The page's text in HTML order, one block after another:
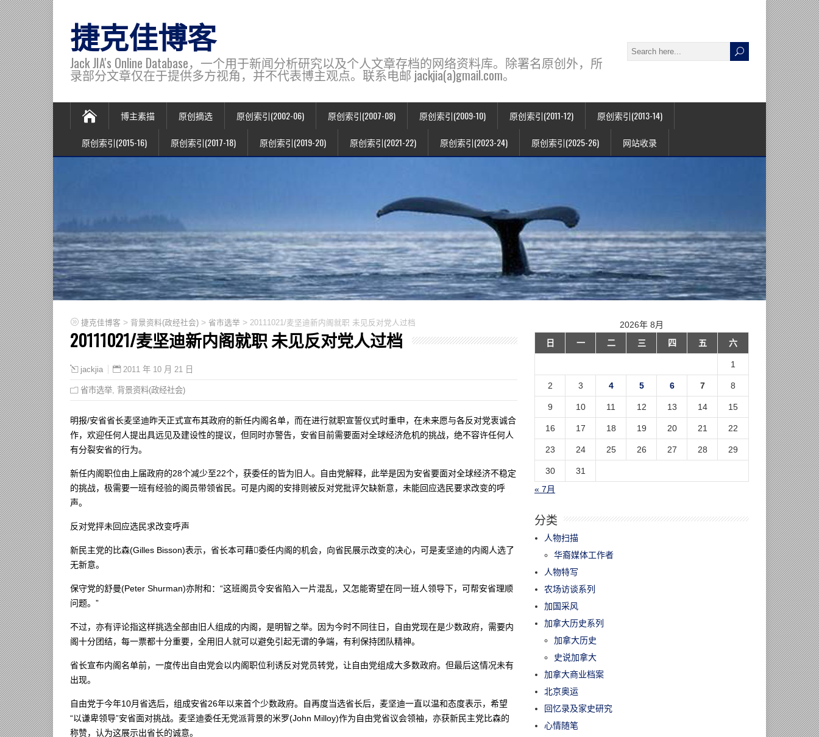
捷克佳博客
Jack JIA's Online Database，一个用于新闻分析研究以及个人文章存档的网络资料库。除署名原创外，所
录部分文章仅在于提供多方视角，并不代表博主观点。联系电邮 jackjia(a)gmail.com。
博主素描 原创摘选 原创索引(2002-06) 原创索引(2007-08) 原创索引(2009-10) 原创索引(2011-12) 原创索引(2013-14)
原创索引(2015-16) 原创索引(2017-18) 原创索引(2019-20) 原创索引(2021-22) 原创索引(2023-24) 原创索引(2025-26) 网站收录
捷克佳博客 > 背景资料(政经社会) > 省市选举 > 20111021/麦坚迪新内阁就职 未见反对党人过档
20111021/麦坚迪新内阁就职 未见反对党人过档
jackjia 2011 年 10 月 21 日
省市选举 背景资料(政经社会)
明报/安省省长麦坚迪昨天正式宣布其政府的新任内阁名单，而在进行就职宣誓仪式时重申，在未来愿与各反对党衷诚合
作，欢迎任何人提出具远见及建设性的提议，但同时亦警告，安省目前需要面对全球经济危机的挑战，绝不容许任何人
有分裂安省的行为。
新任内阁职位由上届政府的28个减少至22个，获委任的皆为旧人。自由党解释，此举是因为安省要面对全球经济不稳定
的挑战，极需要一班有经验的阁员带领省民。可是内阁的安排则被反对党批评欠缺新意，未能回应选民要求改变的呼
声。
反对党抨未回应选民求改变呼声
新民主党的比森(Gilles Bisson)表示，省长本可藉委任内阁的机会，向省民展示改变的决心，可是麦坚迪的内阁人选了
无新意。
保守党的舒曼(Peter Shurman)亦附和：“这班阁员令安省陷入一片混乱，又怎能寄望在同一班人领导下，可帮安省理顺
问题。”
不过，亦有评论指这样挑选全部由旧人组成的内阁，是明智之举。因为今时不同往日，自由党现在是少数政府，需要内
阁十分团结，每一票都十分重要，全用旧人就可以避免引起无谓的争端，有利保持团队精神。
省长宣布内阁名单前，一度传出自由党会以内阁职位利诱反对党员转党，让自由党组成大多数政府。但最后这情况未有
出现。
自由党于今年10月省选后，组成安省26年以来首个少数政府。自再度当选省长后，麦坚迪一直以温和态度表示，希望
“以谦卑领导”安省面对挑战。麦坚迪委任无党派背景的米罗(John Milloy)作为自由党省议会领袖，亦获新民主党比森的
称赞，认为这展示出省长的诚意。
2026年 8月
日
一 二 三 四 五 六
1
2 3 4 5 6 7 8
9 10 11 12 13 14 15
16 17 18 19 20 21 22
23 24 25 26 27 28 29
30
31
« 7月
分类
人物扫描
华裔媒体工作者
人物特写
农场访谈系列
加国采风
加拿大历史系列
加拿大历史
史说加拿大
加拿大商业档案
北京奥运
回忆录及家史研究
心情随笔